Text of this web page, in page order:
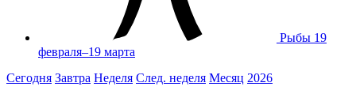
Рыбы 19
февраля–19 марта
Сегодня Завтра Неделя След. неделя Месяц 2026